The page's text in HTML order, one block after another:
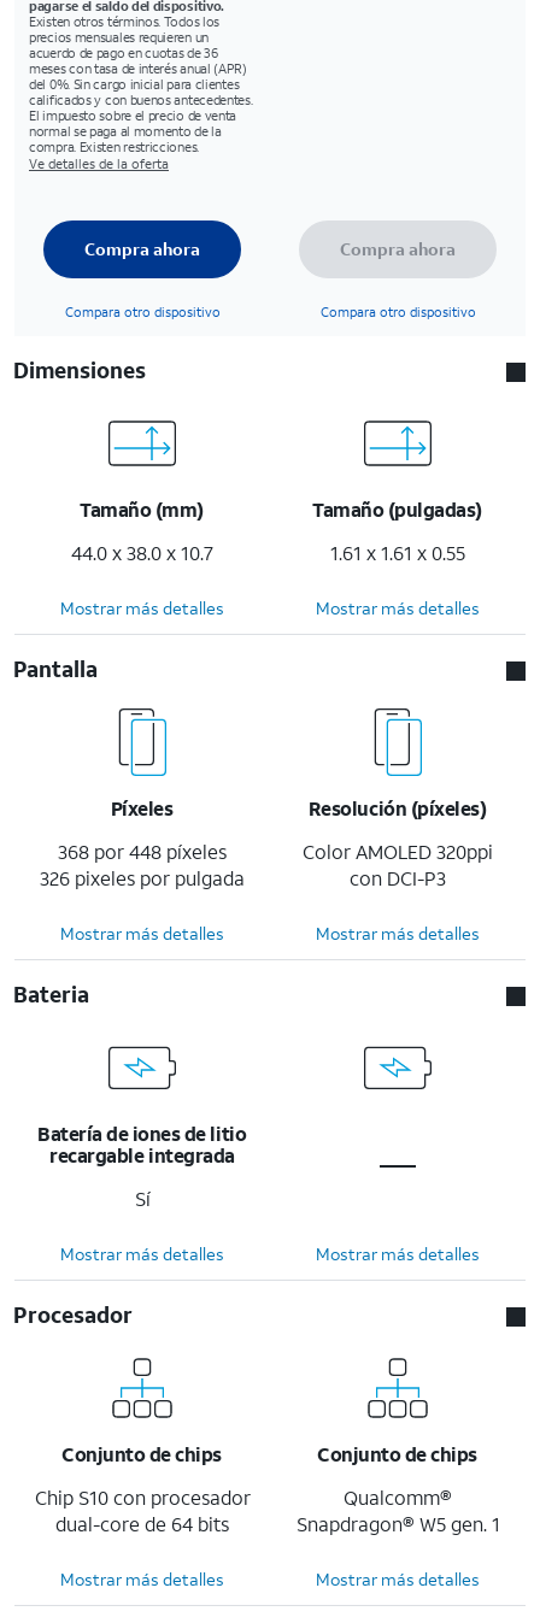
pagarse el saldo del dispositivo.
Existen otros términos. Todos los
precios mensuales requieren un
acuerdo de pago en cuotas de 36
meses con tasa de interés anual (APR)
del 0%. Sin cargo inicial para clientes
calificados y con buenos antecedentes.
El impuesto sobre el precio de venta
normal se paga al momento de la
compra. Existen restricciones.
Ve detalles de la oferta
Compra ahora
Compara otro dispositivo
Compra ahora
Compara otro dispositivo
Dimensiones
Tamaño (mm)
44.0 x 38.0 x 10.7
Tamaño (pulgadas)
1.61 x 1.61 x 0.55
Mostrar más detalles Mostrar más detalles
Pantalla
Píxeles
368 por 448 píxeles
326 pixeles por pulgada
Resolución (píxeles)
Color AMOLED 320ppi
con DCI-P3
Mostrar más detalles Mostrar más detalles
Bateria
Batería de iones de litio
recargable integrada
Sí
Mostrar más detalles Mostrar más detalles
Procesador
Conjunto de chips
Chip S10 con procesador
dual-core de 64 bits
Conjunto de chips
Qualcomm®
Snapdragon® W5 gen. 1
Mostrar más detalles Mostrar más detalles